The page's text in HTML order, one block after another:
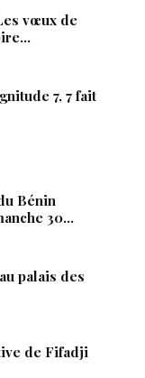
vœux de
7, 7 fait
Bénin
30…
palais des
de Fifadji